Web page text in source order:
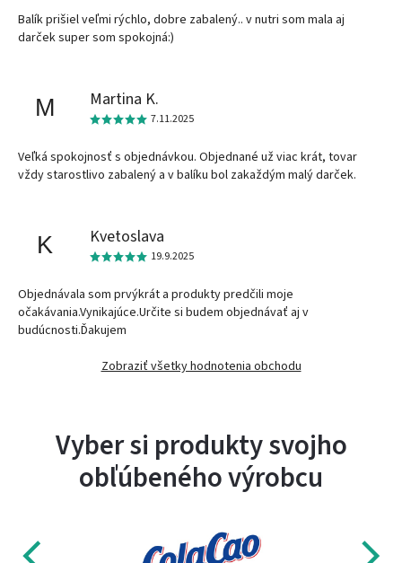
Balík prišiel veľmi rýchlo, dobre zabalený.. v nutri som mala aj
darček super som spokojná:)
M Martina K.
7.11.2025
Veľká spokojnosť s objednávkou. Objednané už viac krát, tovar
vždy starostlivo zabalený a v balíku bol zakaždým malý darček.
K Kvetoslava
19.9.2025
Objednávala som prvýkrát a produkty predčili moje
očakávania.Vynikajúce.Určite si budem objednávať aj v
budúcnosti.Ďakujem
Zobraziť všetky hodnotenia obchodu
Vyber si produkty svojho
obľúbeného výrobcu